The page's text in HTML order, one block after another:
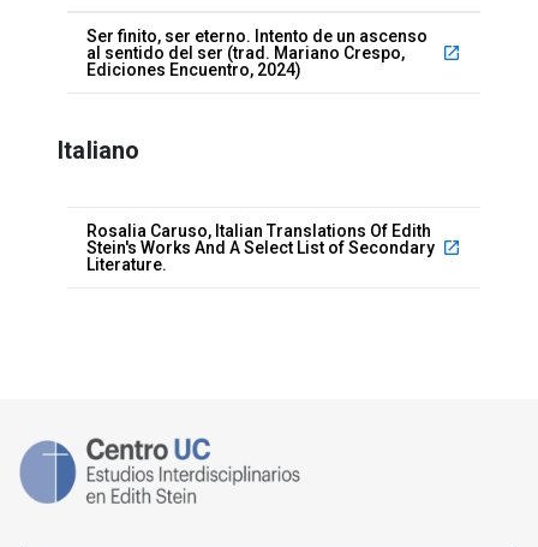
Ser finito, ser eterno. Intento de un ascenso
al sentido del ser (trad. Mariano Crespo,
Ediciones Encuentro, 2024)
launch
Italiano
Rosalia Caruso, Italian Translations Of Edith
Stein's Works And A Select List of Secondary
Literature.
launch